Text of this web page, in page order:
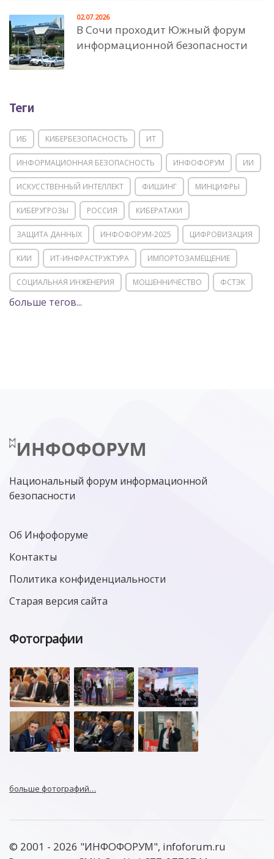
В Сочи проходит Южный форум
информационной безопасности
02.07.2026
Теги
ИБ КИБЕРБЕЗОПАСНОСТЬ ИТ
ИНФОРМАЦИОННАЯ БЕЗОПАСНОСТЬ ИНФОФОРУМ ИИ
ИСКУССТВЕННЫЙ ИНТЕЛЛЕКТ ФИШИНГ МИНЦИФРЫ
КИБЕРУГРОЗЫ РОССИЯ КИБЕРАТАКИ
ЗАЩИТА ДАННЫХ ИНФОФОРУМ-2025 ЦИФРОВИЗАЦИЯ
КИИ ИТ-ИНФРАСТРУКТУРА ИМПОРТОЗАМЕЩЕНИЕ
СОЦИАЛЬНАЯ ИНЖЕНЕРИЯ МОШЕННИЧЕСТВО ФСТЭК
POSITIVE TECHNOLOGIES
МИНЦИФРЫ РОССИИ NGFW
больше тегов...
Национальный форум информационной
безопасности
Об Инфофоруме
Контакты
Политика конфиденциальности
Старая версия сайта
Фотографии
больше фотографий…
© 2001 - 2026 "ИНФОФОРУМ", infoforum.ru